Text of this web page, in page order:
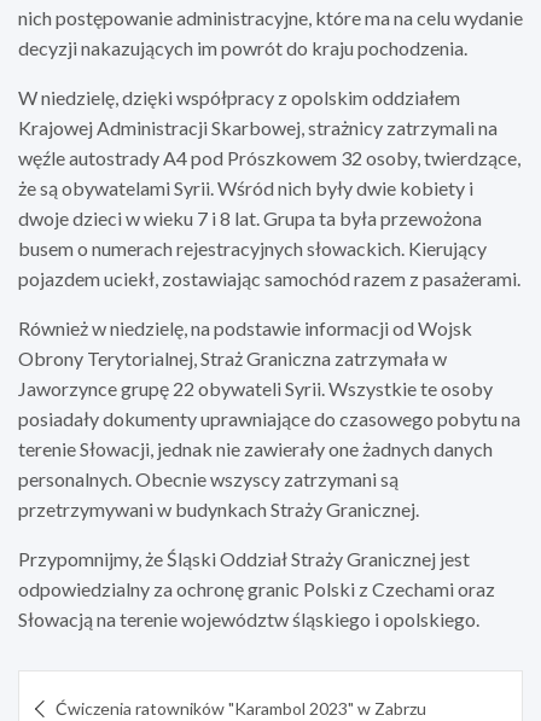
nich postępowanie administracyjne, które ma na celu wydanie
decyzji nakazujących im powrót do kraju pochodzenia.
W niedzielę, dzięki współpracy z opolskim oddziałem
Krajowej Administracji Skarbowej, strażnicy zatrzymali na
węźle autostrady A4 pod Prószkowem 32 osoby, twierdzące,
że są obywatelami Syrii. Wśród nich były dwie kobiety i
dwoje dzieci w wieku 7 i 8 lat. Grupa ta była przewożona
busem o numerach rejestracyjnych słowackich. Kierujący
pojazdem uciekł, zostawiając samochód razem z pasażerami.
Również w niedzielę, na podstawie informacji od Wojsk
Obrony Terytorialnej, Straż Graniczna zatrzymała w
Jaworzynce grupę 22 obywateli Syrii. Wszystkie te osoby
posiadały dokumenty uprawniające do czasowego pobytu na
terenie Słowacji, jednak nie zawierały one żadnych danych
personalnych. Obecnie wszyscy zatrzymani są
przetrzymywani w budynkach Straży Granicznej.
Przypomnijmy, że Śląski Oddział Straży Granicznej jest
odpowiedzialny za ochronę granic Polski z Czechami oraz
Słowacją na terenie województw śląskiego i opolskiego.
Ćwiczenia ratowników "Karambol 2023" w Zabrzu